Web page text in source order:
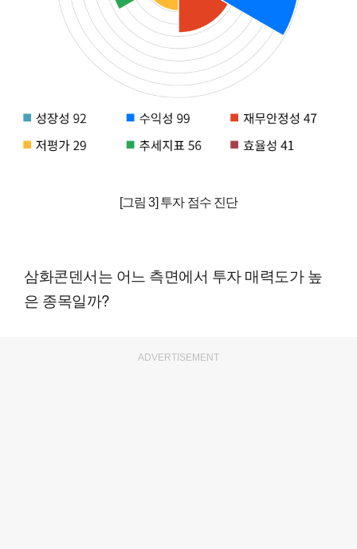
[그림 3] 투자 점수 진단
삼화콘덴서는 어느 측면에서 투자 매력도가 높
은 종목일까?
ADVERTISEMENT